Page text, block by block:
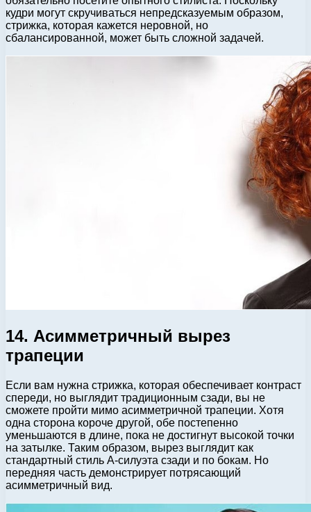
кудри могут скручиваться непредсказуемым образом,
стрижка, которая кажется неровной, но
сбалансированной, может быть сложной задачей.
14. Асимметричный вырез
трапеции
Если вам нужна стрижка, которая обеспечивает контраст
спереди, но выглядит традиционным сзади, вы не
сможете пройти мимо асимметричной трапеции. Хотя
одна сторона короче другой, обе постепенно
уменьшаются в длине, пока не достигнут высокой точки
на затылке. Таким образом, вырез выглядит как
стандартный стиль А-силуэта сзади и по бокам. Но
передняя часть демонстрирует потрясающий
асимметричный вид.